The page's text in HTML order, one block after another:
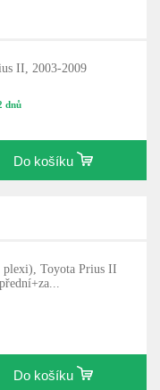
II, 2003-2009
dnů
Do košíku
Toyota Prius II
Do košíku